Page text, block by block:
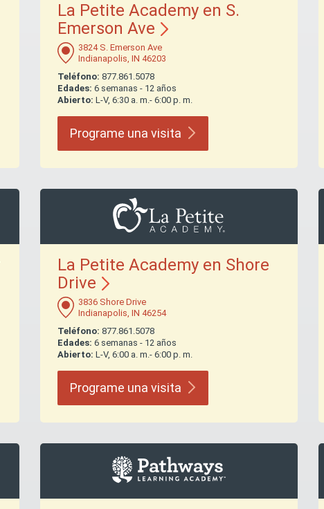
La Petite Academy en S.
Emerson Ave
3824 S. Emerson Ave
Indianapolis, IN 46203
Teléfono: 877.861.5078
Edades: 6 semanas - 12 años
Abierto: L-V, 6:30 a. m.- 6:00 p. m.
Programe una visita
La Petite Academy en Shore
Drive
3836 Shore Drive
Indianapolis, IN 46254
Teléfono: 877.861.5078
Edades: 6 semanas - 12 años
Abierto: L-V, 6:00 a. m.- 6:00 p. m.
Programe una visita